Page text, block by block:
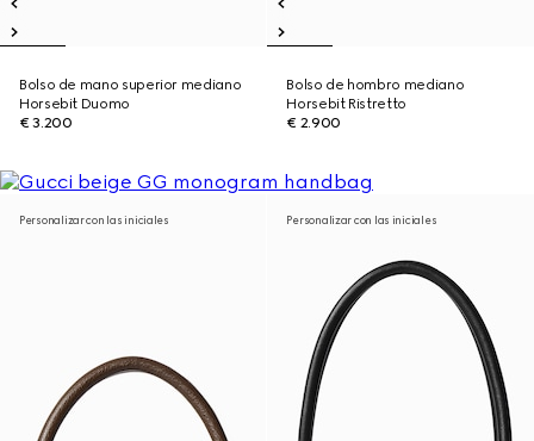
Bolso de mano superior mediano
Horsebit Duomo
€ 3.200
Bolso de hombro mediano
Horsebit Ristretto
€ 2.900
Personalizar con las iniciales Personalizar con las iniciales